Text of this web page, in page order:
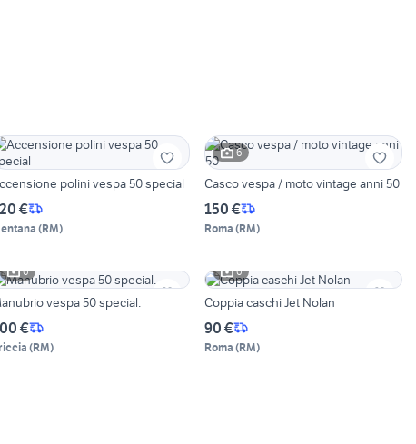
polini vespa 50 special
€
(RM)
6
Casco vespa / moto vintage anni 50
150 €
Roma (RM)
6
vespa 50 special.
€
(RM)
6
Coppia caschi Jet Nolan
90 €
Roma (RM)